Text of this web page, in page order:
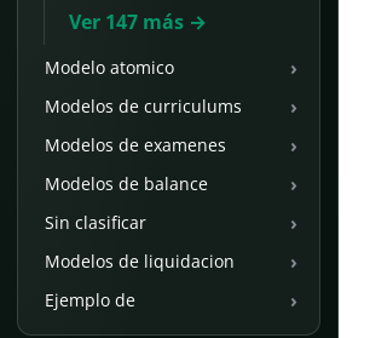
Ver 147 más →
Modelo atomico ›
Modelos de curriculums ›
Modelos de examenes ›
Modelos de balance ›
Sin clasificar ›
Modelos de liquidacion ›
Ejemplo de ›